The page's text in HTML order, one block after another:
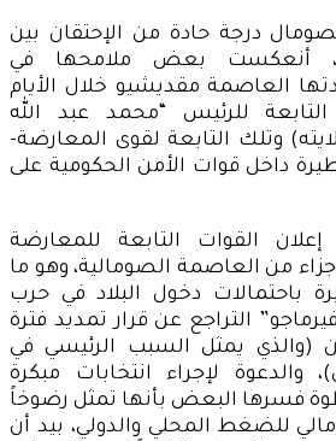
درجة حادة من الإحتقان بين
أنعكست بعض ملامحها في
العاصمة مقديشيو خلال الأيام
التابعة للرئيس “محمد عبد الله
وتلك التابعة لقوى المعارضة-
داخل قوات الأمن الحكومية على
القوات التابعة للمعارضة
من العاصمة الصومالية، وهو ما
دخول البلاد في حرب
التراجع عن قرار تمديد فترة
(والذي يمثل السبب الرئيسي في
والدعوة لإجراء انتخابات مبكرة
فسرها البعض بأنها تمثل رضوخاً
للضغط المحلي والدولي، بيد أن